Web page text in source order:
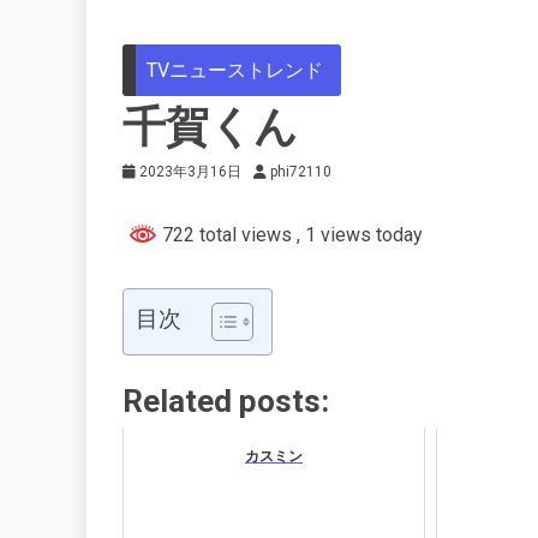
TVニューストレンド
千賀くん
2023年3月16日 phi72110
722 total views , 1 views today
目次
Related posts:
カスミン